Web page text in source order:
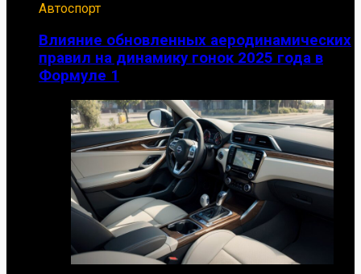
Автоспорт
Влияние обновленных аеродинамических
правил на динамику гонок 2025 года в
Формуле 1